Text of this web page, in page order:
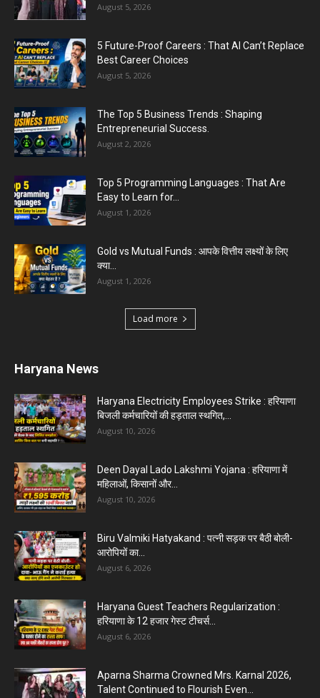
August 5, 2026
5 Future-Proof Careers : That AI Can’t Replace
Best Career Choices
August 5, 2026
The Top 5 Business Trends : Shaping
Entrepreneurial Success.
August 2, 2026
Top 5 Programming Languages : That Are
Easy to Learn for...
August 1, 2026
Gold vs Mutual Funds : आपके वित्तीय लक्ष्यों के लिए
क्या...
August 1, 2026
Load more
Haryana News
Haryana Electricity Employees Strike : हरियाणा
बिजली कर्मचारियों की हड़ताल स्थगित,...
August 10, 2026
Deen Dayal Lado Lakshmi Yojana : हरियाणा में
महिलाओं, किसानों और...
August 10, 2026
Biru Valmiki Hatyakand : पत्नी सड़क पर बैठी बोली-
आरोपियों का...
August 6, 2026
Haryana Guest Teachers Regularization :
हरियाणा के 12 हजार गेस्ट टीचर्स...
August 6, 2026
Aparna Sharma Crowned Mrs. Karnal 2026,
Talent Continued to Flourish Even...